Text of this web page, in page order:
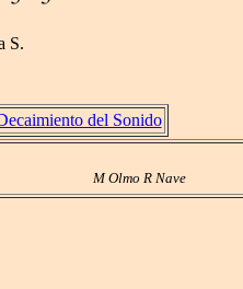
S.
del Sonido
M Olmo R Nave